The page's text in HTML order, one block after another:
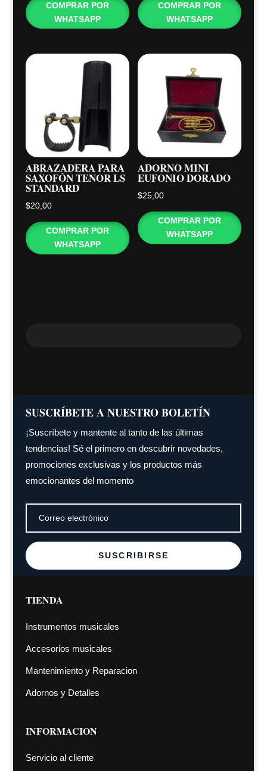
COMPRAR POR
WHATSAPP
COMPRAR POR
WHATSAPP
ABRAZADERA PARA
SAXOFÓN TENOR LS
STANDARD
$20,00
COMPRAR POR
WHATSAPP
ADORNO MINI
EUFONIO DORADO
$25,00
COMPRAR POR
WHATSAPP
SUSCRÍBETE A NUESTRO BOLETÍN
¡Suscríbete y mantente al tanto de las últimas
tendencias! Sé el primero en descubrir novedades,
promociones exclusivas y los productos más
emocionantes del momento
SUSCRIBIRSE
TIENDA
Instrumentos musicales
Accesorios musicales
Mantenimiento y Reparacion
Adornos y Detalles
INFORMACION
Servicio al cliente